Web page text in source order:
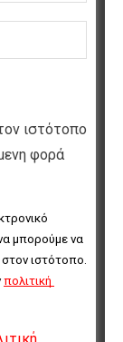
ιστότοπο
φορά
μπορούμε να
ιστότοπο.
πολιτική